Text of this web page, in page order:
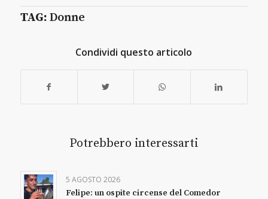
TAG: Donne
Condividi questo articolo
Potrebbero interessarti
5 AGOSTO 2026
Felipe: un ospite circense del Comedor